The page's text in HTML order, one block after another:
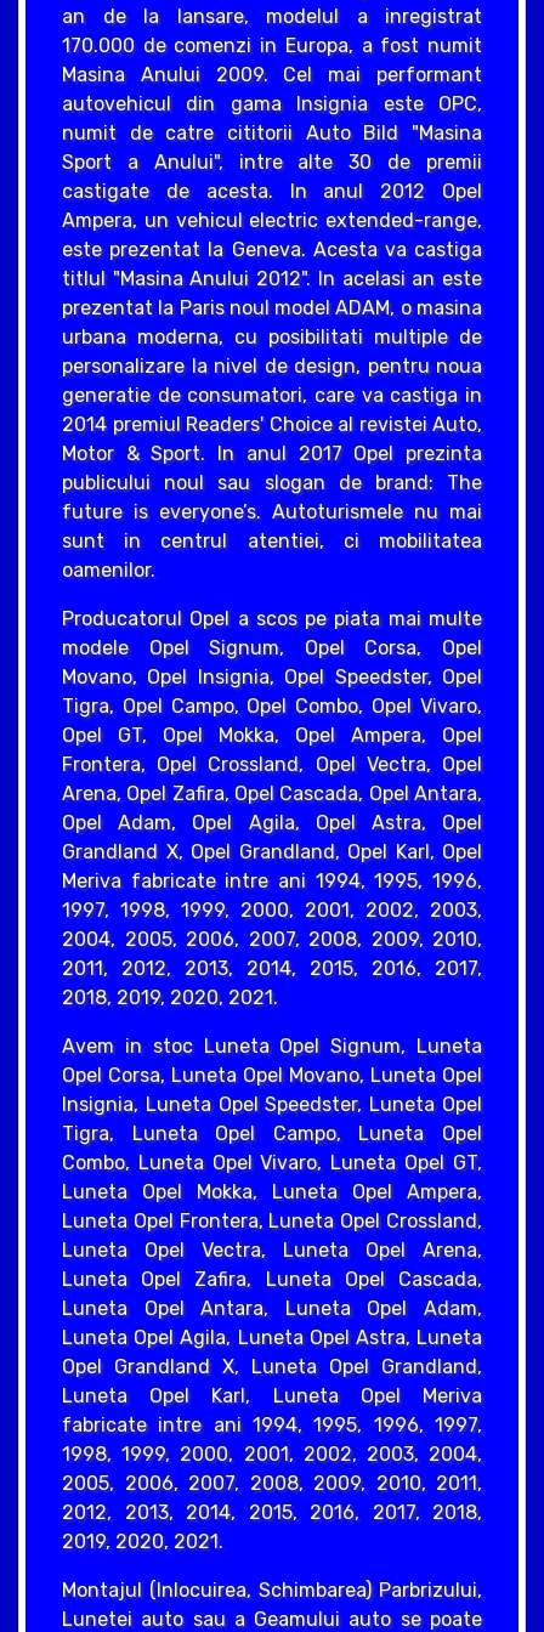
an de la lansare, modelul a inregistrat
170.000 de comenzi in Europa, a fost numit
Masina Anului 2009. Cel mai performant
autovehicul din gama Insignia este OPC,
numit de catre cititorii Auto Bild "Masina
Sport a Anului", intre alte 30 de premii
castigate de acesta. In anul 2012 Opel
Ampera, un vehicul electric extended-range,
este prezentat la Geneva. Acesta va castiga
titlul "Masina Anului 2012". In acelasi an este
prezentat la Paris noul model ADAM, o masina
urbana moderna, cu posibilitati multiple de
personalizare la nivel de design, pentru noua
generatie de consumatori, care va castiga in
2014 premiul Readers' Choice al revistei Auto,
Motor & Sport. In anul 2017 Opel prezinta
publicului noul sau slogan de brand: The
future is everyone’s. Autoturismele nu mai
sunt in centrul atentiei, ci mobilitatea
oamenilor.
Producatorul Opel a scos pe piata mai multe
modele Opel Signum, Opel Corsa, Opel
Movano, Opel Insignia, Opel Speedster, Opel
Tigra, Opel Campo, Opel Combo, Opel Vivaro,
Opel GT, Opel Mokka, Opel Ampera, Opel
Frontera, Opel Crossland, Opel Vectra, Opel
Arena, Opel Zafira, Opel Cascada, Opel Antara,
Opel Adam, Opel Agila, Opel Astra, Opel
Grandland X, Opel Grandland, Opel Karl, Opel
Meriva fabricate intre ani 1994, 1995, 1996,
1997, 1998, 1999, 2000, 2001, 2002, 2003,
2004, 2005, 2006, 2007, 2008, 2009, 2010,
2011, 2012, 2013, 2014, 2015, 2016, 2017,
2018, 2019, 2020, 2021.
Avem in stoc Luneta Opel Signum, Luneta
Opel Corsa, Luneta Opel Movano, Luneta Opel
Insignia, Luneta Opel Speedster, Luneta Opel
Tigra, Luneta Opel Campo, Luneta Opel
Combo, Luneta Opel Vivaro, Luneta Opel GT,
Luneta Opel Mokka, Luneta Opel Ampera,
Luneta Opel Frontera, Luneta Opel Crossland,
Luneta Opel Vectra, Luneta Opel Arena,
Luneta Opel Zafira, Luneta Opel Cascada,
Luneta Opel Antara, Luneta Opel Adam,
Luneta Opel Agila, Luneta Opel Astra, Luneta
Opel Grandland X, Luneta Opel Grandland,
Luneta Opel Karl, Luneta Opel Meriva
fabricate intre ani 1994, 1995, 1996, 1997,
1998, 1999, 2000, 2001, 2002, 2003, 2004,
2005, 2006, 2007, 2008, 2009, 2010, 2011,
2012, 2013, 2014, 2015, 2016, 2017, 2018,
2019, 2020, 2021.
Montajul (Inlocuirea, Schimbarea) Parbrizului,
Lunetei auto sau a Geamului auto se poate